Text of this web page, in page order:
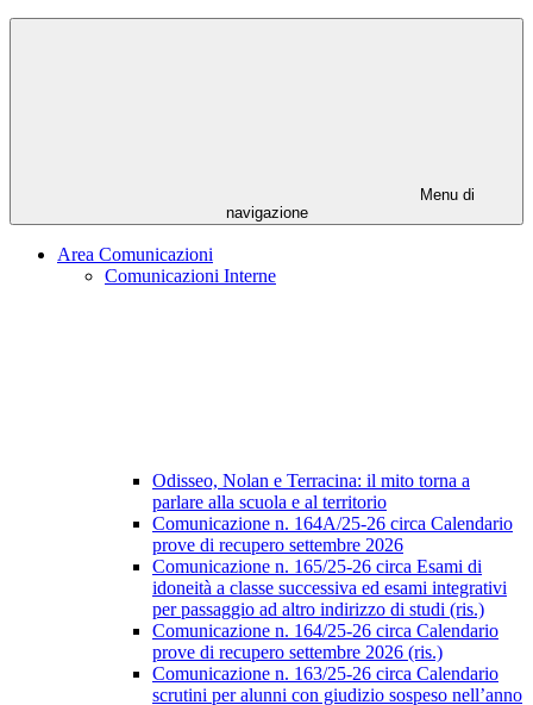
Menu di
navigazione
Area Comunicazioni
Comunicazioni Interne
Odisseo, Nolan e Terracina: il mito torna a
parlare alla scuola e al territorio
Comunicazione n. 164A/25-26 circa Calendario
prove di recupero settembre 2026
Comunicazione n. 165/25-26 circa Esami di
idoneità a classe successiva ed esami integrativi
per passaggio ad altro indirizzo di studi (ris.)
Comunicazione n. 164/25-26 circa Calendario
prove di recupero settembre 2026 (ris.)
Comunicazione n. 163/25-26 circa Calendario
scrutini per alunni con giudizio sospeso nell’anno